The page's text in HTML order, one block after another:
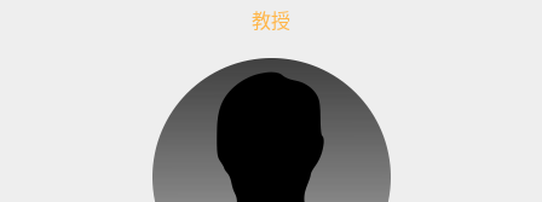
教授